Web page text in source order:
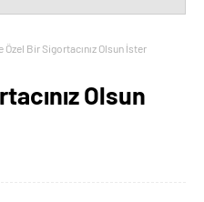
Özel Bir Sigortacınız Olsun İster
Olsun